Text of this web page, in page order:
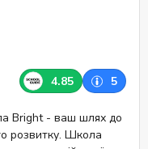
4.85 5
розвитку. Школа